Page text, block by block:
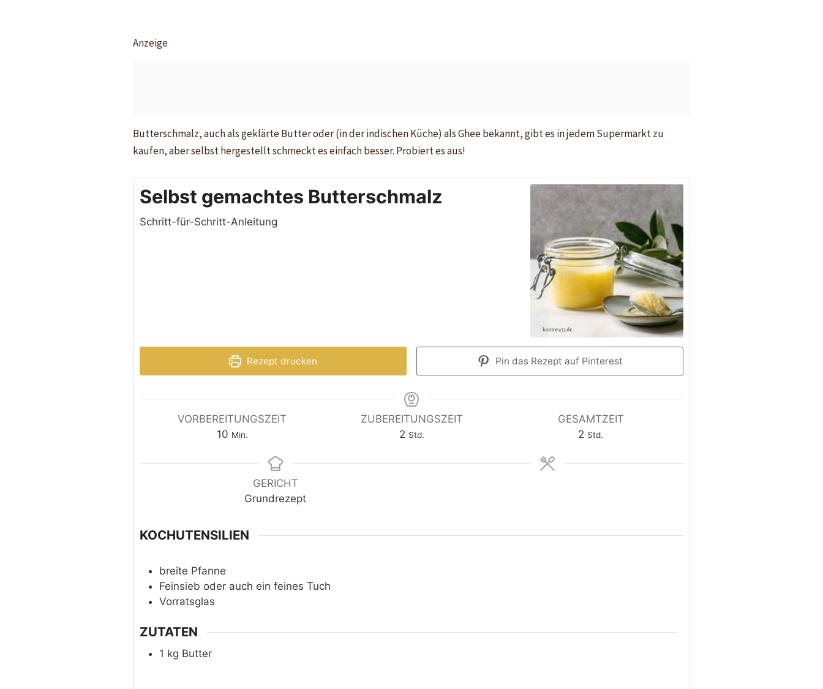
Anzeige
Butterschmalz, auch als geklärte Butter oder (in der indischen Küche) als Ghee bekannt, gibt es in jedem Supermarkt zu
kaufen, aber selbst hergestellt schmeckt es einfach besser. Probiert es aus!
Selbst gemachtes Butterschmalz
Schritt-für-Schritt-Anleitung
Rezept drucken Pin das Rezept auf Pinterest
VORBEREITUNGSZEIT
10 Min.
ZUBEREITUNGSZEIT
2 Std.
GESAMTZEIT
2 Std.
GERICHT
Grundrezept
KOCHUTENSILIEN
breite Pfanne
Feinsieb oder auch ein feines Tuch
Vorratsglas
ZUTATEN
1 kg Butter